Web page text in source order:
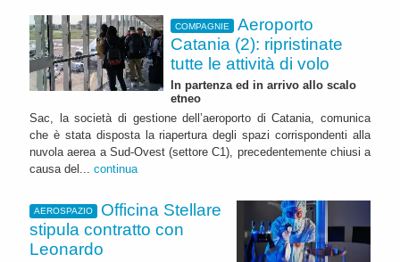
COMPAGNIE
Aeroporto
Catania (2): ripristinate
tutte le attività di volo
In partenza ed in arrivo allo scalo
etneo
Sac, la società di gestione dell’aeroporto di Catania, comunica
che è stata disposta la riapertura degli spazi corrispondenti alla
nuvola aerea a Sud-Ovest (settore C1), precedentemente chiusi a
causa del... continua
AEROSPAZIO
Officina Stellare
stipula contratto con
Leonardo